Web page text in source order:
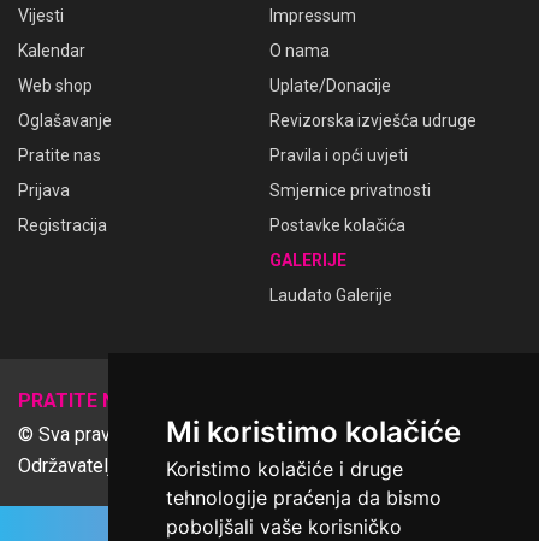
Mi koristimo kolačiće
Koristimo kolačiće i druge
tehnologije praćenja da bismo
poboljšali vaše korisničko
Vijesti
Kalendar
Web shop
Oglašavanje
Pratite nas
Prijava
Registracija
Impressum
O nama
Uplate/Donacije
Revizorska izvješća udruge
Pravila i opći uvjeti
Smjernice privatnosti
Postavke kolačića
GALERIJE
Laudato Galerije
PRATITE NAS
© Sva prava pridržana Udruga Ime dobrote
Održavatelj Netcom d.o.o., Riva 6, Rijeka